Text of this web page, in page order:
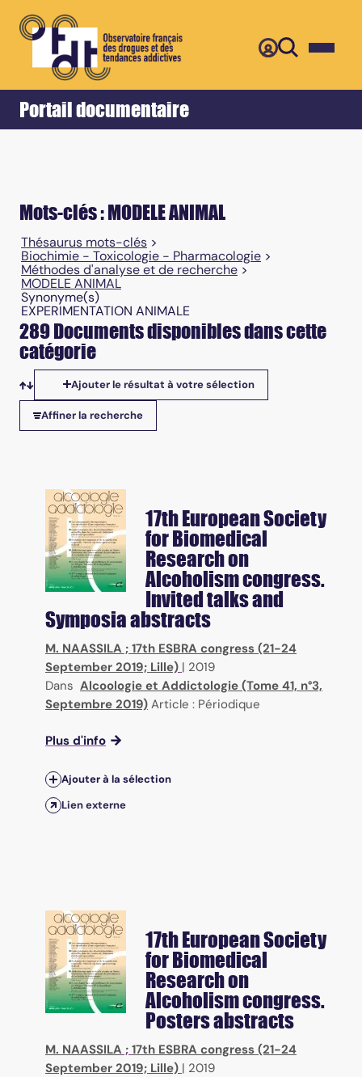
Portail documentaire
Accueil Retour
Mots-clés : MODELE ANIMAL
Thésaurus mots-clés >
Biochimie - Toxicologie - Pharmacologie >
Méthodes d'analyse et de recherche >
MODELE ANIMAL
Synonyme(s)
EXPERIMENTATION ANIMALE
289 Documents disponibles dans cette
catégorie
Tris disponibles
Ajouter le résultat à votre sélection
Affiner la recherche
17th European Society
for Biomedical
Research on
Alcoholism congress.
Invited talks and
Symposia abstracts
M. NAASSILA ; 17th ESBRA congress (21-24
September 2019; Lille) | 2019
Dans Alcoologie et Addictologie (Tome 41, n°3,
Septembre 2019) Article : Périodique
Plus d'info
Ajouter à la sélection
Lien externe
17th European Society
for Biomedical
Research on
Alcoholism congress.
Posters abstracts
M. NAASSILA ; 17th ESBRA congress (21-24
September 2019; Lille) | 2019